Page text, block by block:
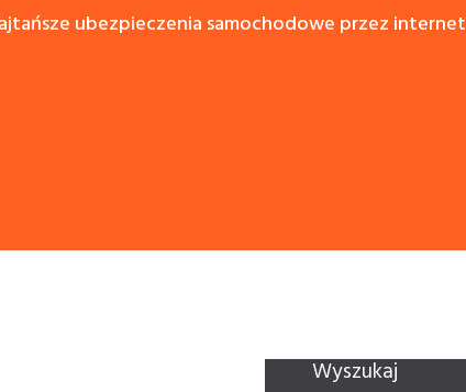
ubezpieczenia samochodowe przez internet
Wyszukaj